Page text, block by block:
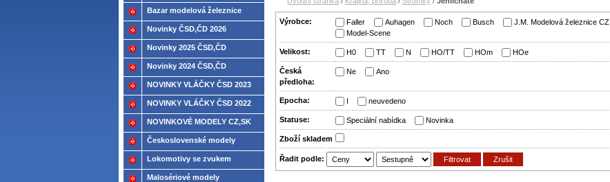
Výrobce: Faller Auhagen Noch Busch
J.M. Modelová železnice CZ
Model-Scene
Velikost: H0 TT N HO/TT HOm HOe
Česká
předloha:
Ne Ano
Epocha: I neuvedeno
Statuse: Speciální nabídka Novinka
Zboží­ skladem
Řadit podle:
Bazar modelová železnice
Novinky ČSD,ČD 2026
Novinky 2025 ČSD,ČD
Novinky 2024 ČSD,ČD
NOVINKY VLÁČKY ČSD 2023
NOVINKY VLÁČKY ČSD 2022
NOVINKOVÉ MODELY CZ,SK
2021
Československé modely
ČSD,ČD
Lokomotivy se zvukem
Malosériové modely